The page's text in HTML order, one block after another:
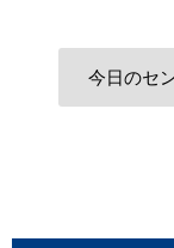
今日のセ